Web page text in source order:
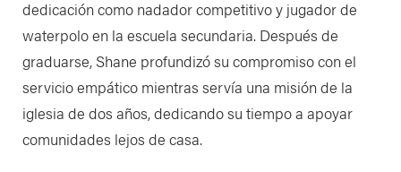
dedicación como nadador competitivo y jugador de
waterpolo en la escuela secundaria. Después de
graduarse, Shane profundizó su compromiso con el
servicio empático mientras servía una misión de la
iglesia de dos años, dedicando su tiempo a apoyar
comunidades lejos de casa.